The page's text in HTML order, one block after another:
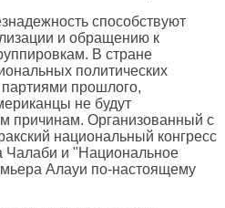
способствуют
и обращению к
В стране
политических
прошлого,
не будут
причинам. Организованный с
национальный конгресс
Чалаби и "Национальное
Алауи по-настоящему